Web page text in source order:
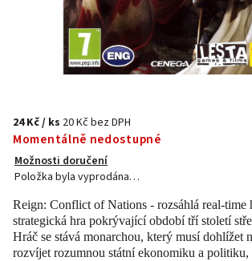
24 Kč/ ks 20 Kč bez DPH
Momentálně nedostupné
Možnosti doručení
Položka byla vyprodána…
Reign: Conflict of Nations - rozsáhlá real-time
strategická hra pokrývající období tří století
Hráč se stává monarchou, který musí dohlížet
rozvíjet rozumnou státní ekonomiku a politiku,